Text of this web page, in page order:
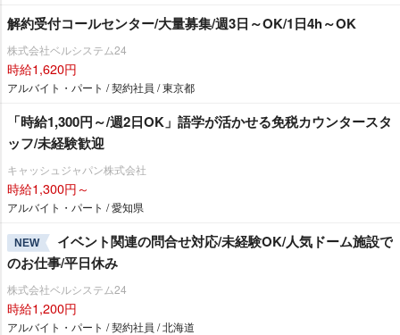
解約受付コールセンター/大量募集/週3日～OK/1日4h～OK
株式会社ベルシステム24
時給1,620円
アルバイト・パート / 契約社員 / 東京都
「時給1,300円～/週2日OK」語学が活かせる免税カウンタースタ
ッフ/未経験歓迎
キャッシュジャパン株式会社
時給1,300円～
アルバイト・パート / 愛知県
NEW
イベント関連の問合せ対応/未経験OK/人気ドーム施設で
のお仕事/平日休み
株式会社ベルシステム24
時給1,200円
アルバイト・パート / 契約社員 / 北海道